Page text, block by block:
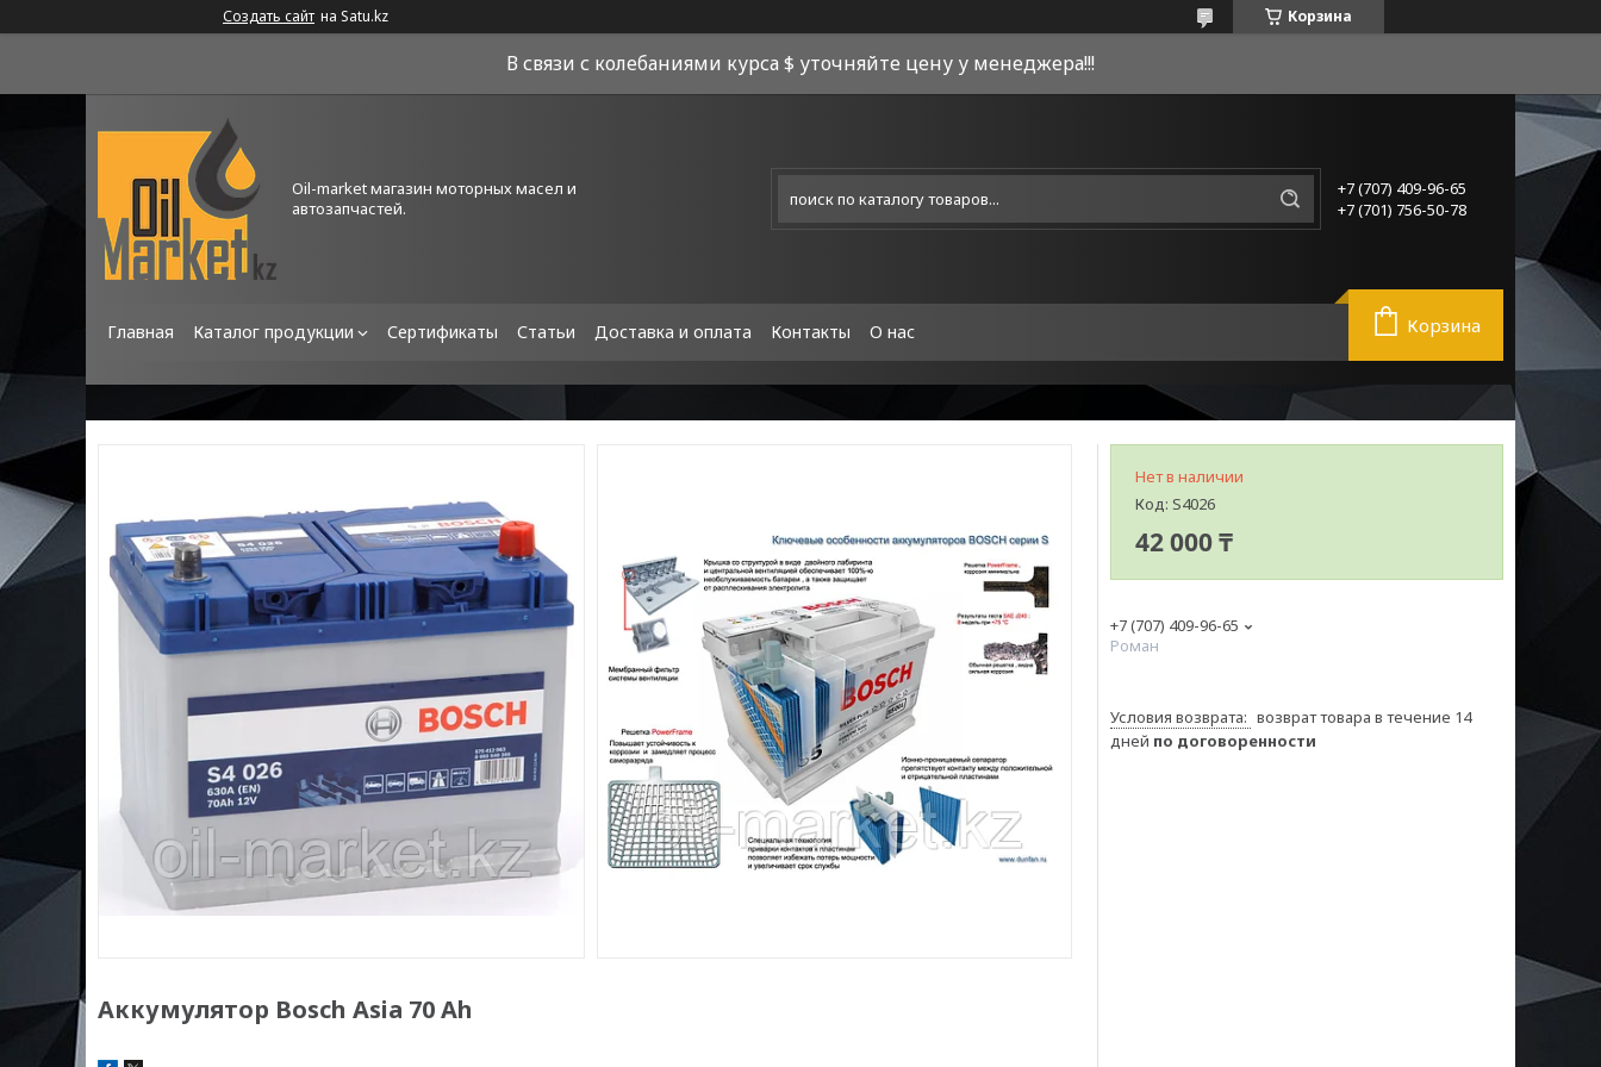
Создать сайт на Satu.kz Корзина
В связи с колебаниями курса $ уточняйте цену у менеджера!!!
Oil-market магазин моторных масел и
автозапчастей.
+7 (707) 409-96-65
+7 (701) 756-50-78
Главная Каталог продукции Сертификаты Статьи Доставка и оплата Контакты О нас Корзина
Аккумулятор Bosch Asia 70 Ah
Нет в наличии
Код: S4026
42 000 ₸
+7 (707) 409-96-65
Роман
возврат товара в течение 14
дней по договоренности